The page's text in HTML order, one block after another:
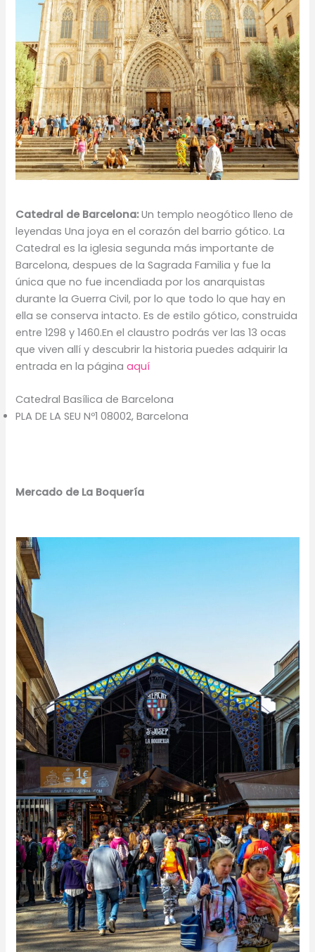
Catedral de Barcelona:Un templo neogótico lleno de
leyendas Una joya en el corazón del barrio gótico. La
Catedral es la iglesia segunda más importante de
Barcelona, despues de la Sagrada Familia y fue la
única que no fue incendiada por los anarquistas
durante la Guerra Civil, por lo que todo lo que hay en
ella se conserva intacto. Es de estilo gótico, construida
entre 1298 y 1460.En el claustro podrás ver las 13 ocas
que viven allí y descubrir la historia puedes adquirir la
entrada en la páginaaquí
Catedral Basílica de Barcelona
PLA DE LA SEU Nº1 08002, Barcelona
Mercado de La Boquería